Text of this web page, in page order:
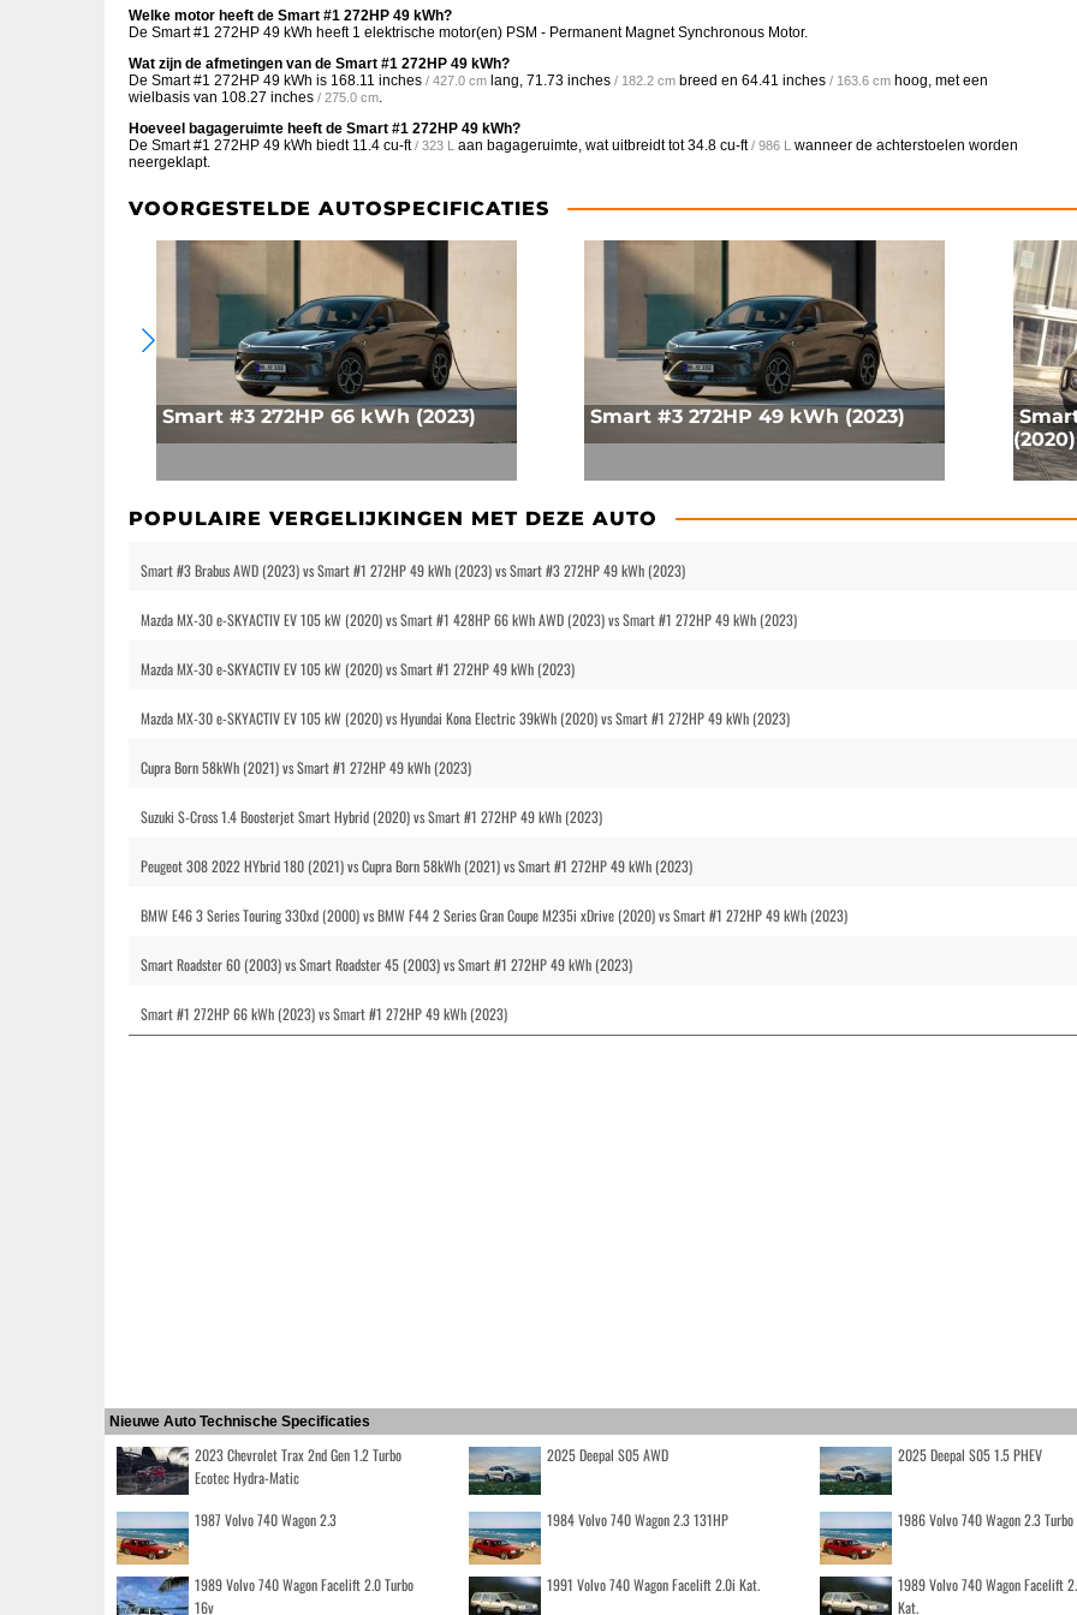
Welke motor heeft de Smart #1 272HP 49 kWh?
De Smart #1 272HP 49 kWh heeft 1 elektrische motor(en) PSM - Permanent Magnet Synchronous Motor.
Wat zijn de afmetingen van de Smart #1 272HP 49 kWh?
De Smart #1 272HP 49 kWh is 168.11 inches / 427.0 cm lang, 71.73 inches / 182.2 cm breed en 64.41 inches / 163.6 cm hoog, met een
wielbasis van 108.27 inches / 275.0 cm.
Hoeveel bagageruimte heeft de Smart #1 272HP 49 kWh?
De Smart #1 272HP 49 kWh biedt 11.4 cu-ft / 323 L aan bagageruimte, wat uitbreidt tot34.8 cu-ft / 986 L wanneer de achterstoelen worden
neergeklapt.
VOORGESTELDE AUTOSPECIFICATIES
Smart #3 272HP 66 kWh (2023) Smart #3 272HP 49 kWh (2023)
(2020)
POPULAIRE VERGELIJKINGEN MET DEZE AUTO
Smart #3 Brabus AWD (2023) vs Smart #1 272HP 49 kWh (2023) vs Smart #3 272HP 49 kWh (2023)
Mazda MX-30 e-SKYACTIV EV 105 kW (2020) vs Smart #1 428HP 66 kWh AWD (2023) vs Smart #1 272HP 49 kWh (2023)
Mazda MX-30 e-SKYACTIV EV 105 kW (2020) vs Smart #1 272HP 49 kWh (2023)
Mazda MX-30 e-SKYACTIV EV 105 kW (2020) vs Hyundai Kona Electric 39kWh (2020) vs Smart #1 272HP 49 kWh (2023)
Cupra Born 58kWh (2021) vs Smart #1 272HP 49 kWh (2023)
Suzuki S-Cross 1.4 Boosterjet Smart Hybrid (2020) vs Smart #1 272HP 49 kWh (2023)
Peugeot 308 2022 HYbrid 180 (2021) vs Cupra Born 58kWh (2021) vs Smart #1 272HP 49 kWh (2023)
BMW E46 3 Series Touring 330xd (2000) vs BMW F44 2 Series Gran Coupe M235i xDrive (2020) vs Smart #1 272HP 49 kWh (2023)
Smart Roadster 60 (2003) vs Smart Roadster 45 (2003) vs Smart #1 272HP 49 kWh (2023)
Smart #1 272HP 66 kWh (2023) vs Smart #1 272HP 49 kWh (2023)
Nieuwe Auto Technische Specificaties
2023 Chevrolet Trax 2nd Gen 1.2 Turbo
Ecotec Hydra-Matic
2025 Deepal S05 AWD 2025 Deepal S05 1.5 PHEV
1987 Volvo 740 Wagon 2.3 1984 Volvo 740 Wagon 2.3 131HP 1986 Volvo 740 Wagon 2.3
1989 Volvo 740 Wagon Facelift 2.0 Turbo
16v
1991 Volvo 740 Wagon Facelift 2.0i Kat.
1989 Volvo 740 Wagon Facelift
Kat.